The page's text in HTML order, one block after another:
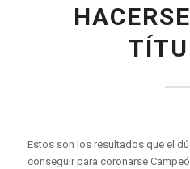
Estos son los resultados que el
conseguir para coronarse